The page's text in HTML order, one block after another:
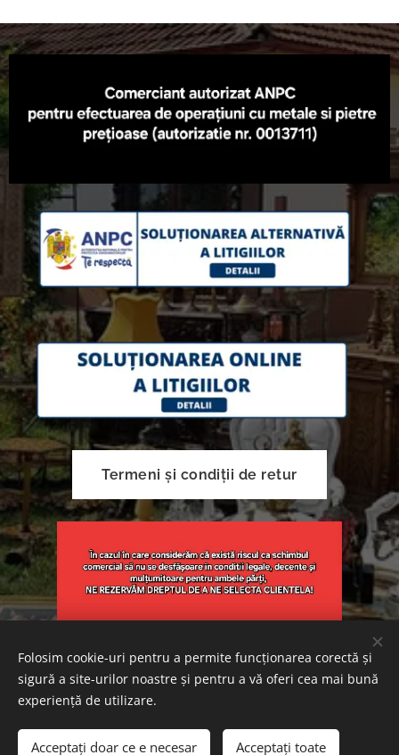
Adăugați în coș
Termeni și condiții de retur
Creat cuWebnode Cookie-uri
Folosim cookie-uri pentru a permite funcționarea corectă și
sigură a site-urilor noastre și pentru a vă oferi cea mai bună
experiență de utilizare.
Acceptați doar ce e necesar Acceptați toate